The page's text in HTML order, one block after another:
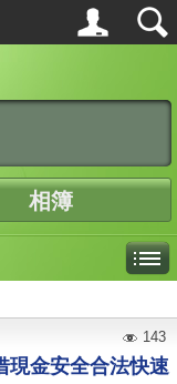
相簿
現金安全合法快速
143